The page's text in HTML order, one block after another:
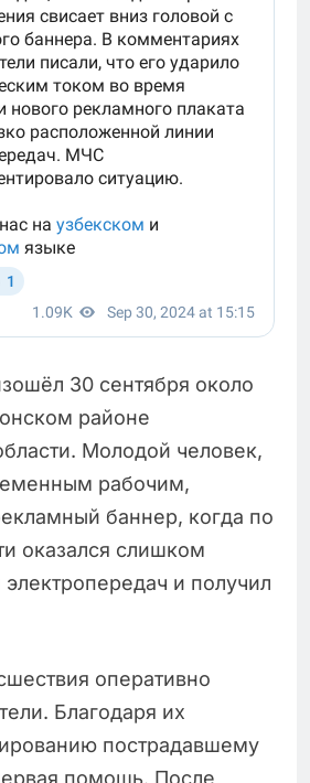
30 сентября около
районе
Молодой человек,
рабочим,
баннер, когда по
оказался слишком
и получил
оперативно
Благодаря их
пострадавшему
помощь. После